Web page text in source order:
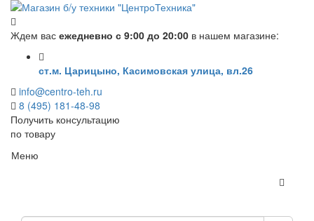
Ждем вас ежедневно с 9:00 до 20:00 в нашем магазине:
ст.м. Царицыно, Касимовская улица, вл.26
info@centro-teh.ru
8 (495) 181-48-98
Получить консультацию
по товару
Меню